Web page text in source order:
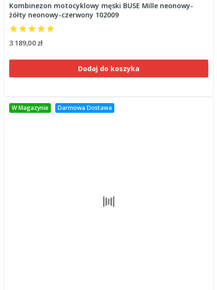
Kombinezon motocyklowy męski BUSE Mille neonowy-
żółty neonowy-czerwony 102009
3 189,00 zł
Dodaj do koszyka
W Magazynie Darmowa Dostawa